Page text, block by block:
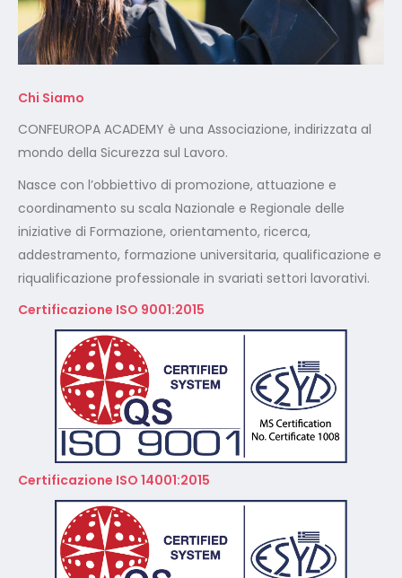
CONFEUROPA ACADEMY è una Associazione, indirizzata al
mondo della Sicurezza sul Lavoro.
coordinamento su scala Nazionale e Regionale delle
iniziative di Formazione, orientamento, ricerca,
addestramento, formazione universitaria, qualificazione e
Certificazione ISO 9001:2015
Certificazione ISO 14001:2015
A Norma GDPR